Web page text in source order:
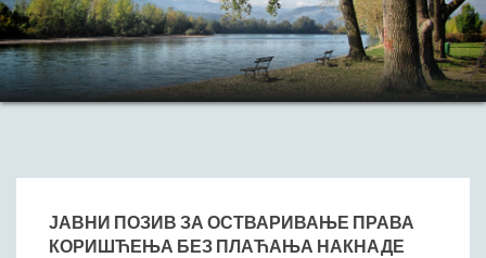
ЉУБОВИЈA
Лична карта града
Историјат
ЛОКАЛНА САМОУПРАВА
Председник општине
Заменик председника
ЈАВНИ ПОЗИВ ЗА ОСТВАРИВАЊЕ ПРАВА
КОРИШЋЕЊА БЕЗ ПЛАЋАЊА НАКНАДЕ